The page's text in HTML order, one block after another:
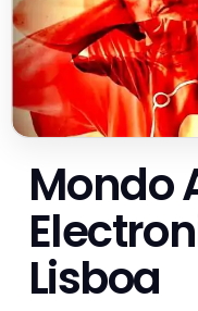
Mondo
Lisboa